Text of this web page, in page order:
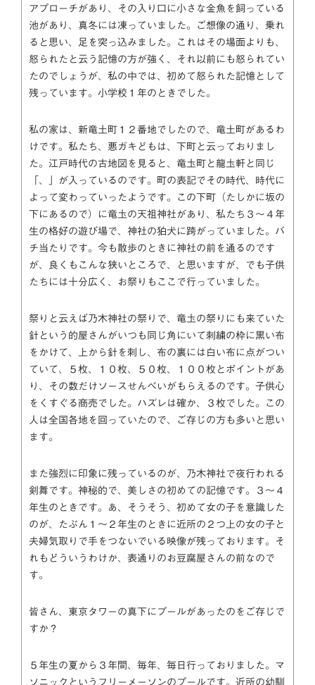
アプローチがあり、その入り口に小さな金魚を飼っている
池があり、真冬には凍っていました。ご想像の通り、乗れ
ると思い、足を突っ込みました。これはその場面よりも、
怒られたと云う記憶の方が強く、それ以前にも怒られてい
たのでしょうが、私の中では、初めて怒られた記憶として
残っています。小学校１年のときでした。
私の家は、新竜土町１２番地でしたので、竜土町があるわ
けです。私たち、悪ガキどもは、下町と云っておりまし
た。江戸時代の古地図を見ると、竜圡町と龍圡軒と同じ
「、」が入っているのです。町の表記でその時代、時代に
よって変わっていったようです。この下町（たしかに坂の
下にあるので）に竜圡の天祖神社があり、私たち３～４年
生の格好の遊び場で、神社の狛犬に跨がっていました。バ
チ当たりです。今も散歩のときに神社の前を通るのです
が、良くもこんな狭いところで、と思いますが、でも子供
たちには十分広く、お祭りもここで行っていました。
祭りと云えば乃木神社の祭りで、竜圡の祭りにも来ていた
針という的屋さんがいつも同じ角にいて刺繍の枠に黒い布
をかけて、上から針を刺し、布の裏には白い布に点がつい
ていて、５枚、１０枚、５０枚、１００枚とポイントがあ
り、その数だけソースせんべいがもらえるのです。子供心
をくすぐる商売でした。ハズレは確か、３枚でした。この
人は全国各地を回っていたので、ご存じの方も多いと思い
ます。
また強烈に印象に残っているのが、乃木神社で夜行われる
剣舞です。神秘的で、美しさの初めての記憶です。３～４
年生のときです。あ、そうそう、初めて女の子を意識した
のが、たぶん１～２年生のときに近所の２つ上の女の子と
夫婦気取りで手をつないでいる映像が残っております。そ
れもどういうわけか、表通りのお豆腐屋さんの前なので
す。
皆さん、東京タワーの真下にプールがあったのをご存じで
すか？
５年生の夏から３年間、毎年、毎日行っておりました。マ
ソニックというフリーメーソンのプールです。近所の幼馴